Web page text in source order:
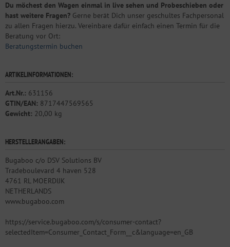
Du möchest den Wagen einmal in live sehen und Probeschieben oder
hast weitere Fragen? Gerne berät Dich unser geschultes Fachpersonal
zu allen Fragen hierzu. Vereinbare dafür einfach einen Termin für die
Beratung vor Ort:
Beratungstermin buchen
ARTIKELINFORMATIONEN:
Art.Nr.: 631156
GTIN/EAN: 8717447569565
Gewicht: 20,00 kg
HERSTELLERANGABEN:
Bugaboo c/o DSV Solutions BV
Tradeboulevard 4 haven 528
4761 RL MOERDIJK
NETHERLANDS
www.bugaboo.com
https://service.bugaboo.com/s/consumer-contact?
selectedItem=Consumer_Contact_Form__c&language=en_GB